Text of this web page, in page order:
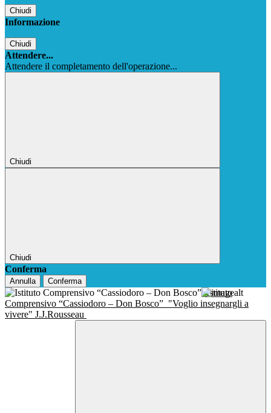
Chiudi
Informazione
Chiudi
Attendere...
Attendere il completamento dell'operazione...
Chiudi
Chiudi
Conferma
Annulla Conferma
Istituto
Comprensivo “Cassiodoro – Don Bosco” "Voglio insegnargli a
vivere" J.J.Rousseau